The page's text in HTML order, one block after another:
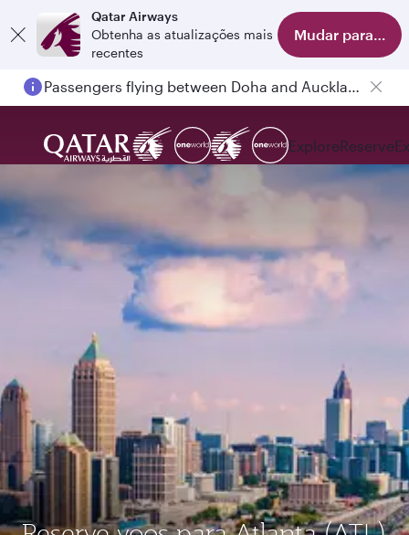
Qatar Airways
Obtenha as atualizações mais
recentes
Mudar para o
Passengers flying between Doha and Auckland on QR914 and QR915
ExploreReserve